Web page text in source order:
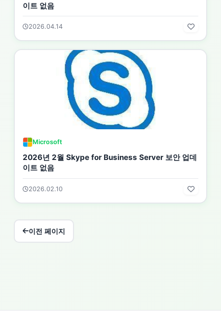
이트 없음
2026.04.14
Microsoft
2026년 2월 Skype for Business Server 보안 업데
이트 없음
2026.02.10
이전 페이지